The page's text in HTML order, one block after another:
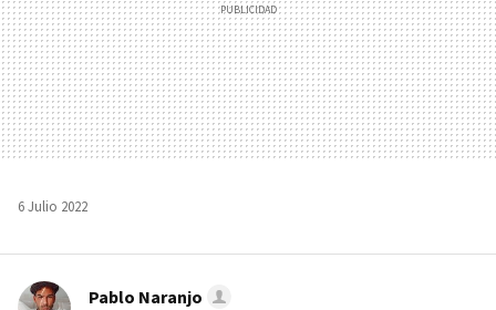
6 Julio 2022
Pablo Naranjo